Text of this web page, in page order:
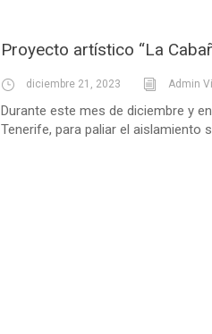
Proyecto artístico “La
diciembre 21, 2023 Admin
Durante este mes de diciembre y
Tenerife, para paliar el aislamiento